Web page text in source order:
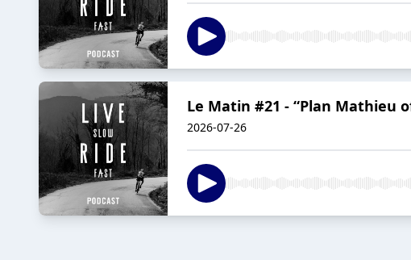
Le Matin #21 - “Plan Mathieu
2026-07-26